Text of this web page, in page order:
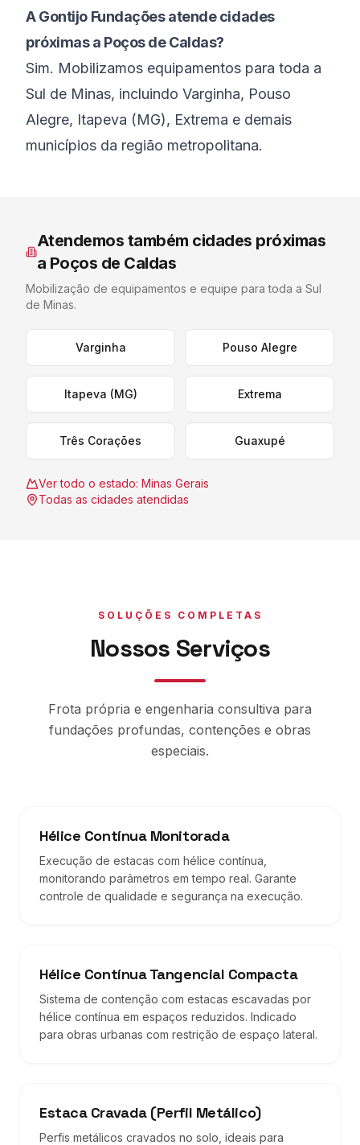
A Gontijo Fundações atende cidades
próximas a Poços de Caldas?
Sim. Mobilizamos equipamentos para toda a
Sul de Minas, incluindo Varginha, Pouso
Alegre, Itapeva (MG), Extrema e demais
municípios da região metropolitana.
Atendemos também cidades próximas
a Poços de Caldas
Mobilização de equipamentos e equipe para toda a Sul
de Minas.
Varginha Pouso Alegre
Itapeva (MG) Extrema
Três Corações Guaxupé
Ver todo o estado: Minas Gerais
Todas as cidades atendidas
SOLUÇÕES COMPLETAS
Nossos Serviços
Frota própria e engenharia consultiva para
fundações profundas, contenções e obras
especiais.
Hélice Contínua Monitorada
Execução de estacas com hélice contínua,
monitorando parâmetros em tempo real. Garante
controle de qualidade e segurança na execução.
Hélice Contínua Tangencial Compacta
Sistema de contenção com estacas escavadas por
hélice contínua em espaços reduzidos. Indicado
para obras urbanas com restrição de espaço lateral.
Estaca Cravada (Perfil Metálico)
Perfis metálicos cravados no solo, ideais para